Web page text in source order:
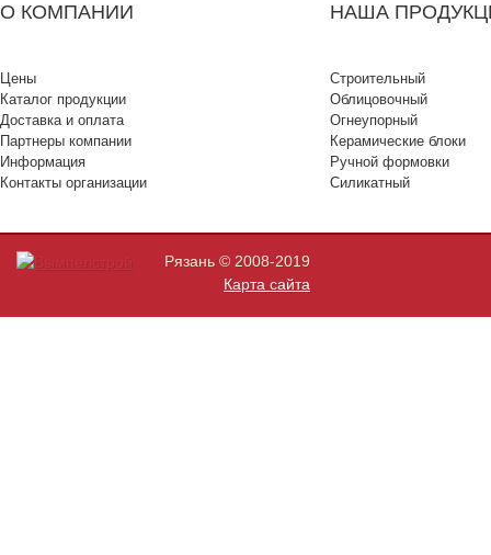
О КОМПАНИИ
Цены
Каталог продукции
Доставка и оплата
Партнеры компании
Информация
Контакты организации
НАША
Строительный
Облицовочный
Огнеупорный
Керамические блоки
Ручной формовки
Силикатный
Рязань © 2008-2019
Карта сайта